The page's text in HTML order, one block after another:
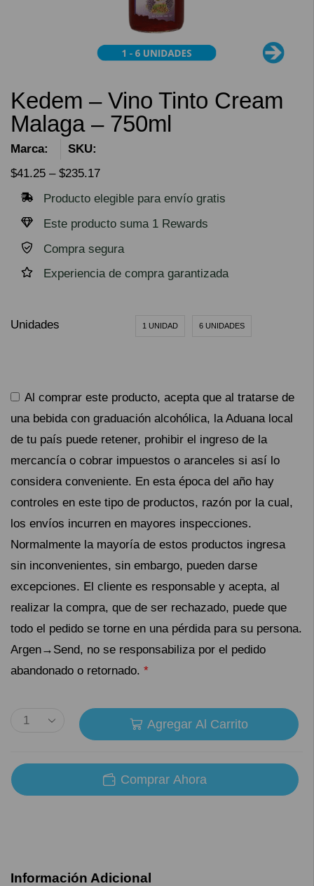
Kedem – Vino Tinto Cream
Malaga – 750ml
Marca:
SKU:
$41.25 – $235.17
Producto elegible para envío gratis
Este producto suma 1 Rewards
Compra segura
Experiencia de compra garantizada
Unidades 1 UNIDAD 6 UNIDADES
Al comprar este producto, acepta que al tratarse de
una bebida con graduación alcohólica, la Aduana local
de tu país puede retener, prohibir el ingreso de la
mercancía o cobrar impuestos o aranceles si así lo
considera conveniente. En esta época del año hay
controles en este tipo de productos, razón por la cual,
los envíos incurren en mayores inspecciones.
Normalmente la mayoría de estos productos ingresa
sin inconvenientes, sin embargo, pueden darse
excepciones. El cliente es responsable y acepta, al
realizar la compra, que de ser rechazado, puede que
todo el pedido se torne en una pérdida para su persona.
Argen→Send, no se responsabiliza por el pedido
abandonado o retornado. *
Agregar Al Carrito
Comprar Ahora
Información Adicional